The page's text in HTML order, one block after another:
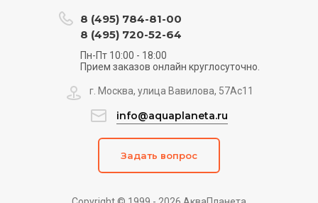
8 (495) 784-81-00
8 (495) 720-52-64
Пн-Пт 10:00 - 18:00
Прием заказов онлайн круглосуточно.
г. Москва, улица Вавилова, 57Ас11
info@aquaplaneta.ru
Задать вопрос